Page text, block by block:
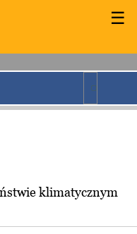
☰
klimatycznym